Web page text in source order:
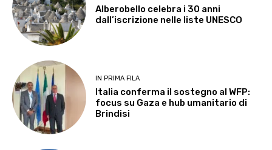
Alberobello celebra i 30 anni
dall’iscrizione nelle liste UNESCO
IN PRIMA FILA
Italia conferma il sostegno al WFP:
focus su Gaza e hub umanitario di
Brindisi